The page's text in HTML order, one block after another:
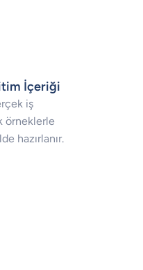
İçeriği
iş
örneklerle
hazırlanır.